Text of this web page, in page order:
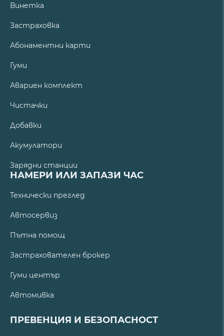
Винетка
Застраховка
Абонаментни карти
Гуми
Авариен комплект
Чистачки
Добавки
Акумулатори
Зарядни станции
НАМЕРИ ИЛИ ЗАПАЗИ ЧАС
Технически преглед
Автосервиз
Пътна помощ
Застрахователен брокер
Гуми център
Автомивка
ПРЕВЕНЦИЯ И БЕЗОПАСНОСТ